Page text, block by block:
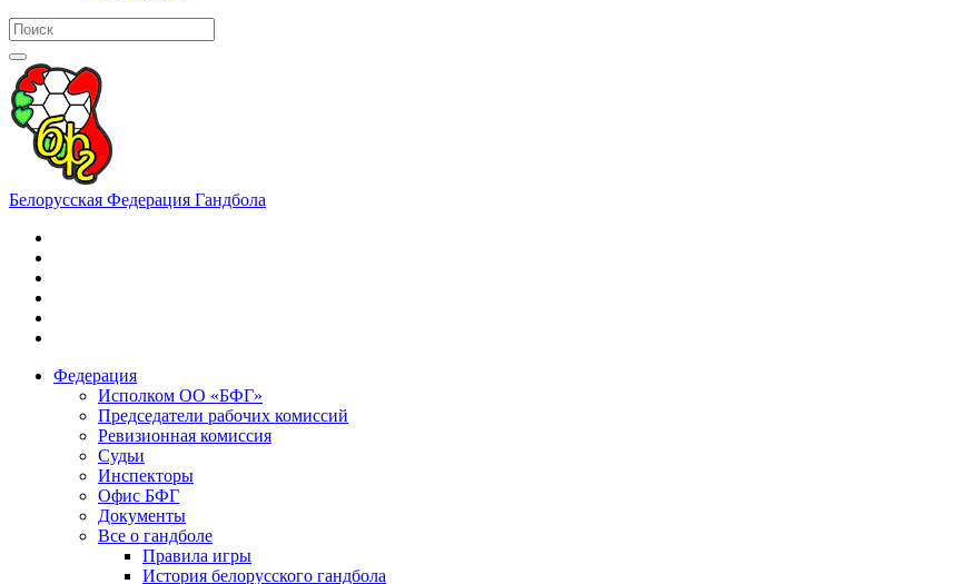
Белорусская Федерация Гандбола
Федерация
Исполком ОО «БФГ»
Председатели рабочих комиссий
Ревизионная комиссия
Судьи
Инспекторы
Офис БФГ
Документы
Все о гандболе
Правила игры
История белорусского гандбола